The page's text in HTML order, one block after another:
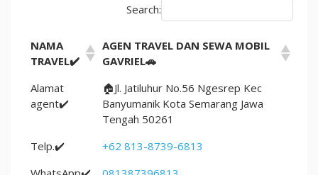
Search:
NAMA
TRAVEL✔️
AGEN TRAVEL DAN SEWA MOBIL
GAVRIEL🚗
Alamat
agent✔️
🏠Jl. Jatiluhur No.56 Ngesrep Kec
Banyumanik Kota Semarang Jawa
Tengah 50261
Telp.✔️
+62 813-8739-6813